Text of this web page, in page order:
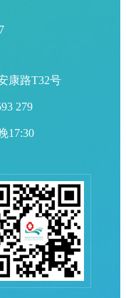
康路T32号
279
17:30